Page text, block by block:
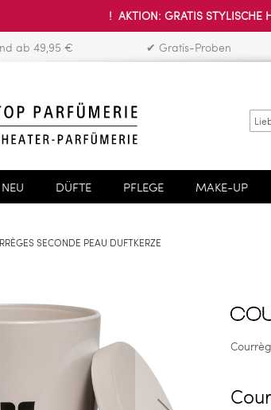
! AKTION: GRATIS
ab 49,95 € ✔ Gratis-Proben
NEU DÜFTE PFLEGE MAKE-UP
SECONDE PEAU DUFTKERZE